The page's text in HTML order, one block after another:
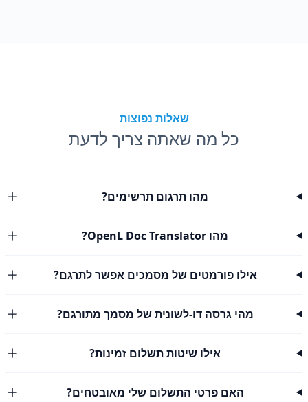
שאלות נפוצות
כל מה שאתה צריך לדעת
מהו תרגום תרשימים?
מהו OpenL Doc Translator?
אילו פורמטים של מסמכים אפשר לתרגם?
מהי גרסה דו-לשונית של מסמך מתורגם?
אילו שיטות תשלום זמינות?
האם פרטי התשלום שלי מאובטחים?